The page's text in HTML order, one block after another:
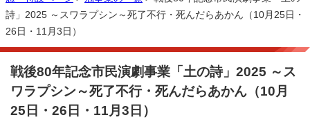
詩」2025 ～スワラプシン～死了不行・死んだらあかん（10月25日・
26日・11月3日）
戦後80年記念市民演劇事業「土の詩」2025 ～ス
ワラプシン～死了不行・死んだらあかん（10月
25日・26日・11月3日）